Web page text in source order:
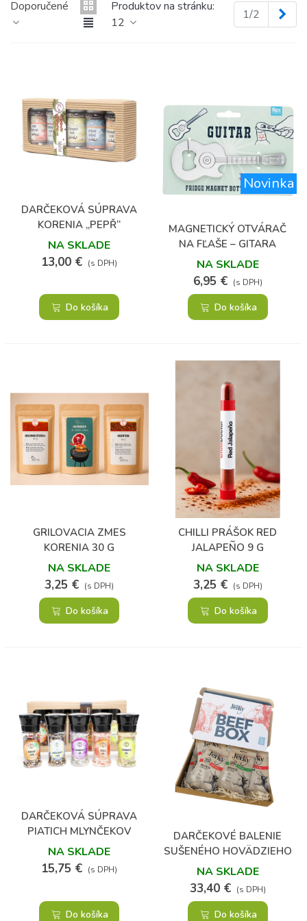
Doporučené
Produktov na stránku:
12
1/2
DARČEKOVÁ SÚPRAVA
KORENIA „PEPŘ“
NA SKLADE
13,00 € (s DPH)
Do košíka
Novinka
MAGNETICKÝ OTVÁRAČ
NA FĽAŠE – GITARA
NA SKLADE
6,95 € (s DPH)
Do košíka
GRILOVACIA ZMES
KORENIA 30 G
NA SKLADE
3,25 € (s DPH)
Do košíka
CHILLI PRÁŠOK RED
JALAPEÑO 9 G
NA SKLADE
3,25 € (s DPH)
Do košíka
DARČEKOVÁ SÚPRAVA
PIATICH MLYNČEKOV
KORENIA A SOLI
NA SKLADE
15,75 € (s DPH)
Do košíka
DARČEKOVÉ BALENIE
SUŠENÉHO HOVÄDZIEHO
MÄSA
NA SKLADE
33,40 € (s DPH)
Do košíka